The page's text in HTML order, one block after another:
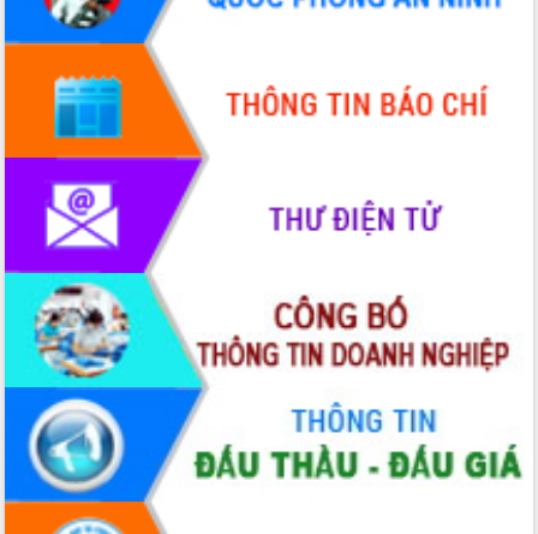
Họp báo thông tin về Hội nghị Công bố
Quy hoạch và Xúc tiến đầu tư tỉnh Đắk
Khơi thông điểm nghẽn, đẩy nhanh
giải ngân vốn khắc phục thiên tai
HĐND tỉnh thông qua điều chỉnh Quy
hoạch tỉnh thời kỳ 2021-2030
Hội thảo góp ý hồ sơ điều chỉnh quy
hoạch tỉnh Đắk Lắk thời kỳ 2021-2030,
tầm nhìn đến năm 2050
Nâng cao hiệu quả hoạt động của các
doanh nghiệp nhà nước
Hội nghị triển khai kết nối mạng
truyền số liệu chuyên dùng phục vụ cơ
quan Đảng, Nhà nước
Lễ phát động chuỗi hoạt động chung
tay làm sạch môi trường
Xã Ea Kar bước chuyển mình trong
công tác cải cách hành chính mô hình